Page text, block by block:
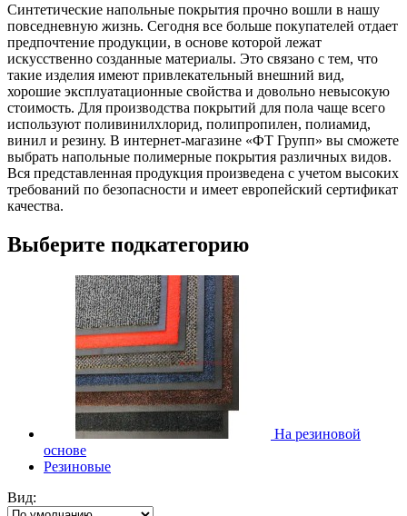
Синтетические напольные покрытия прочно вошли в нашу
повседневную жизнь. Сегодня все больше покупателей отдает
предпочтение продукции, в основе которой лежат
искусственно созданные материалы. Это связано с тем, что
такие изделия имеют привлекательный внешний вид,
хорошие эксплуатационные свойства и довольно невысокую
стоимость. Для производства покрытий для пола чаще всего
используют поливинилхлорид, полипропилен, полиамид,
винил и резину. В интернет-магазине «ФТ Групп» вы сможете
выбрать напольные полимерные покрытия различных видов.
Вся представленная продукция произведена с учетом высоких
требований по безопасности и имеет европейский сертификат
качества.
Выберите подкатегорию
На резиновой
основе
Резиновые
Вид: